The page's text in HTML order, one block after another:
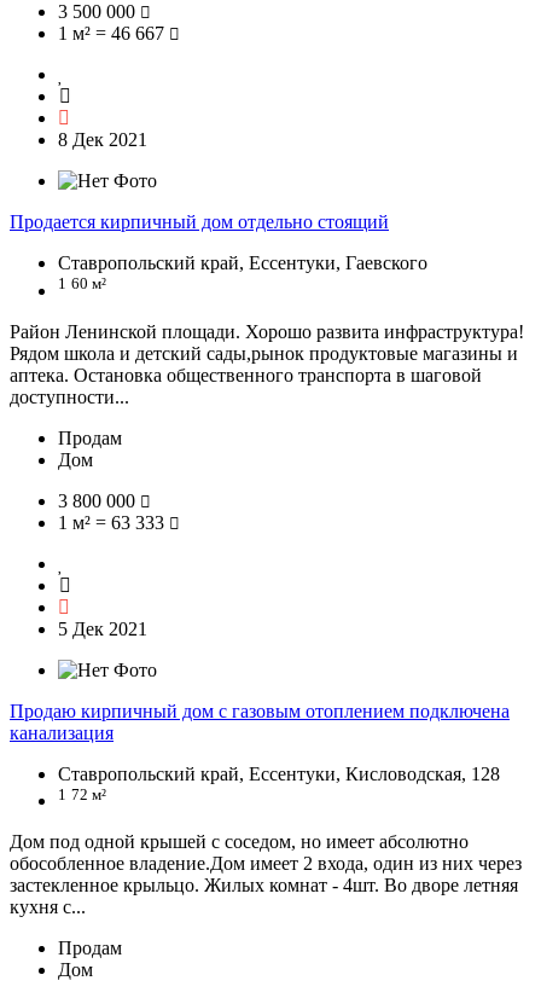
3 500 000
1 м² = 46 667
8 Дек 2021
Продается кирпичный дом отдельно стоящий
Ставропольский край, Ессентуки, Гаевского
1 60 м²
Район Ленинской площади. Хорошо развита инфраструктура!
Рядом школа и детский сады,рынок продуктовые магазины и
аптека. Остановка общественного транспорта в шаговой
доступности...
Продам
Дом
3 800 000
1 м² = 63 333
5 Дек 2021
Продаю кирпичный дом с газовым отоплением подключена
канализация
Ставропольский край, Ессентуки, Кисловодская, 128
1 72 м²
Дом под одной крышей с соседом, но имеет абсолютно
обособленное владение.Дом имеет 2 входа, один из них через
застекленное крыльцо. Жилых комнат - 4шт. Во дворе летняя
кухня с...
Продам
Дом